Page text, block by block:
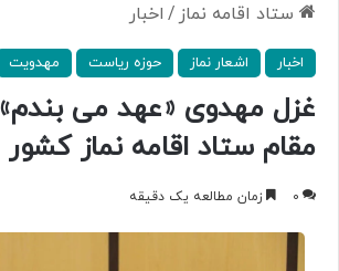
ستاد اقامه نماز / اخبار
اخبار اشعار نماز حوزه ریاست مهدویت
غزل مهدوی «عهد می بندم»
مقام ستاد اقامه نماز کشور
0 زمان مطالعه یک دقیقه